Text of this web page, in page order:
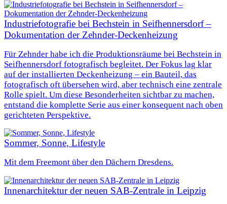
Industriefotografie bei Bechstein in Seifhennersdorf –
Dokumentation der Zehnder‑Deckenheizung
Für Zehnder habe ich die Produktionsräume bei Bechstein in
Seifhennersdorf fotografisch begleitet. Der Fokus lag klar
auf der installierten Deckenheizung – ein Bauteil, das
fotografisch oft übersehen wird, aber technisch eine zentrale
Rolle spielt. Um diese Besonderheiten sichtbar zu machen,
entstand die komplette Serie aus einer konsequent nach oben
gerichteten Perspektive.
Sommer, Sonne, Lifestyle
Mit dem Freemont über den Dächern Dresdens.
Innenarchitektur der neuen SAB-Zentrale in Leipzig